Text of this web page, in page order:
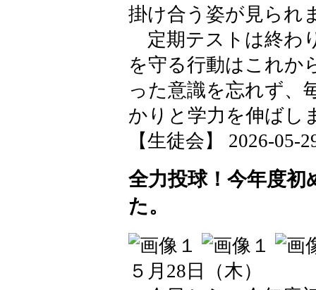
掛け合う姿が見られ
定期テストは終わ
を守る行動はこれか
った意識を忘れず、
かりと学力を伸ばし
【生徒会】 2026-05-
全力投球！今年度
た。
５月28日（木）